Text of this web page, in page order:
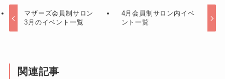
マザーズ会員制サロン
3月のイベント一覧
4月会員制サロン内イベ
ント一覧
関連記事